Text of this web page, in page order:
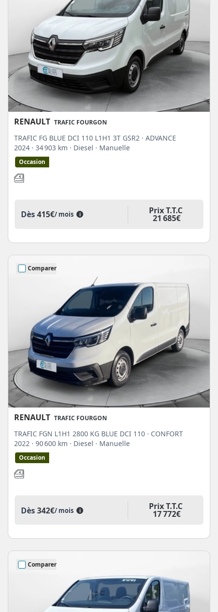
RENAULT TRAFIC FOURGON
TRAFIC FG BLUE DCI 110 L1H1 3T GSR2 · ADVANCE
2024 · 34 903 km · Diesel · Manuelle
Occasion
Dès415€/ mois i Prix T.T.C
21 685€
Comparer
RENAULT TRAFIC FOURGON
TRAFIC FGN L1H1 2800 KG BLUE DCI 110 · CONFORT
2022 · 90 600 km · Diesel · Manuelle
Occasion
Dès342€/ mois i Prix T.T.C
17 772€
Comparer